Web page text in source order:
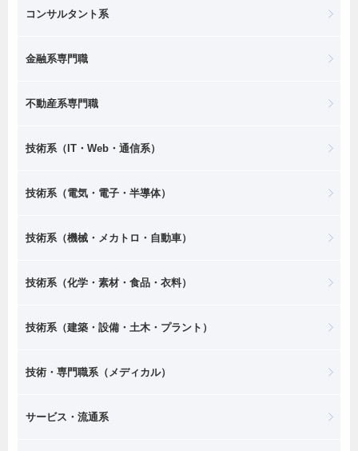
コンサルタント系
金融系専門職
不動産系専門職
技術系（IT・Web・通信系）
技術系（電気・電子・半導体）
技術系（機械・メカトロ・自動車）
技術系（化学・素材・食品・衣料）
技術系（建築・設備・土木・プラント）
技術・専門職系（メディカル）
サービス・流通系